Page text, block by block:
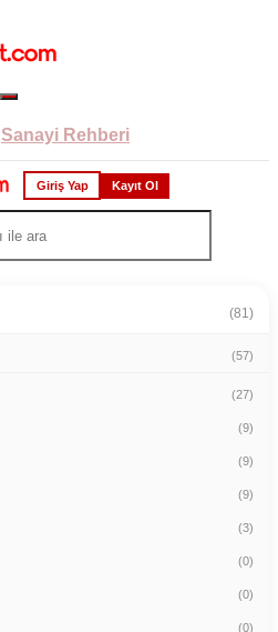
Sanayi Rehberi
Giriş Yap Kayıt Ol
(81)
(57)
(27)
(9)
(9)
(9)
(3)
(0)
(0)
(0)